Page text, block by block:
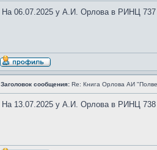
На 06.07.2025 у А.И. Орлова в РИНЦ 737
Заголовок сообщения: Re: Книга Орлова АИ
На 13.07.2025 у А.И. Орлова в РИНЦ 738